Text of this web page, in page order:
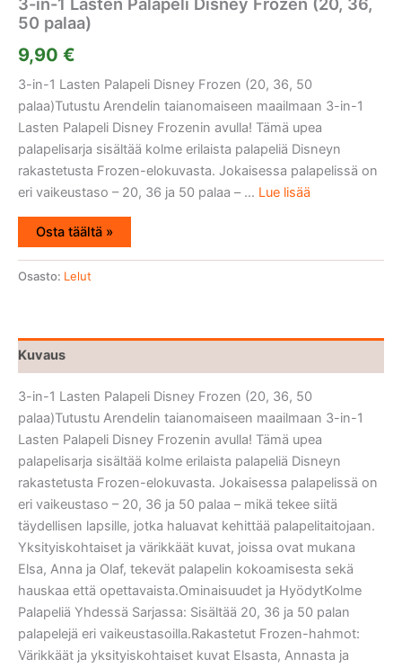
50 palaa)
9,90 €
3-in-1 Lasten Palapeli Disney Frozen (20, 36, 50
palaa)Tutustu Arendelin taianomaiseen maailmaan 3-in-1
Lasten Palapeli Disney Frozenin avulla! Tämä upea
palapelisarja sisältää kolme erilaista palapeliä Disneyn
rakastetusta Frozen-elokuvasta. Jokaisessa palapelissä on
eri vaikeustaso – 20, 36 ja 50 palaa – ... Lue lisää
Osta täältä »
Osasto: Lelut
Kuvaus
3-in-1 Lasten Palapeli Disney Frozen (20, 36, 50
palaa)Tutustu Arendelin taianomaiseen maailmaan 3-in-1
Lasten Palapeli Disney Frozenin avulla! Tämä upea
palapelisarja sisältää kolme erilaista palapeliä Disneyn
rakastetusta Frozen-elokuvasta. Jokaisessa palapelissä on
eri vaikeustaso – 20, 36 ja 50 palaa – mikä tekee siitä
täydellisen lapsille, jotka haluavat kehittää palapelitaitojaan.
Yksityiskohtaiset ja värikkäät kuvat, joissa ovat mukana
Elsa, Anna ja Olaf, tekevät palapelin kokoamisesta sekä
hauskaa että opettavaista.Ominaisuudet ja HyödytKolme
Palapeliä Yhdessä Sarjassa: Sisältää 20, 36 ja 50 palan
palapelejä eri vaikeustasoilla.Rakastetut Frozen-hahmot:
Värikkäät ja yksityiskohtaiset kuvat Elsasta, Annasta ja